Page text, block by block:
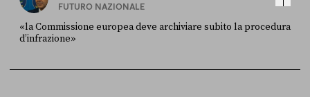
FUTURO NAZIONALE
«la Commissione europea deve archiviare subito la procedura
d’infrazione»